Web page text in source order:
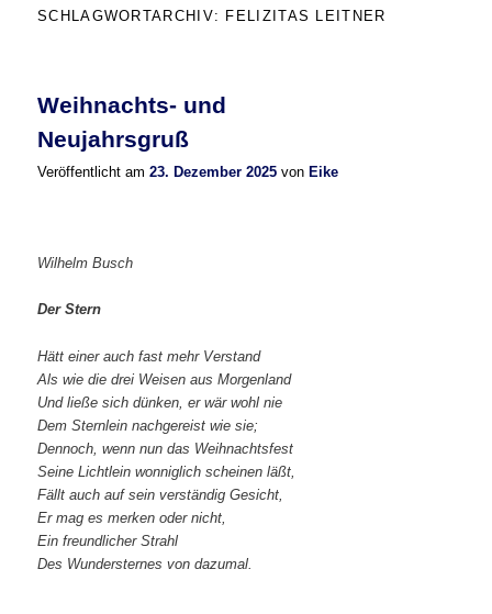
SCHLAGWORTARCHIV: FELIZITAS LEITNER
Weihnachts- und
Neujahrsgruß
Veröffentlicht am23. Dezember 2025 von Eike
Wilhelm Busch
Der Stern
Hätt einer auch fast mehr Verstand
Als wie die drei Weisen aus Morgenland
Und ließe sich dünken, er wär wohl nie
Dem Sternlein nachgereist wie sie;
Dennoch, wenn nun das Weihnachtsfest
Seine Lichtlein wonniglich scheinen läßt,
Fällt auch auf sein verständig Gesicht,
Er mag es merken oder nicht,
Ein freundlicher Strahl
Des Wundersternes von dazumal.